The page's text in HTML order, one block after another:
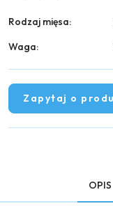
Rodzaj mięsa:
Waga:
Zapytaj o
OPIS